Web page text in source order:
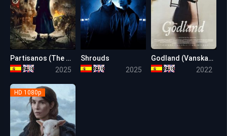
Partisanos (The Partisan)
2025
Shrouds
2025
Godland (Vanskabte land)
2022
HD 1080p